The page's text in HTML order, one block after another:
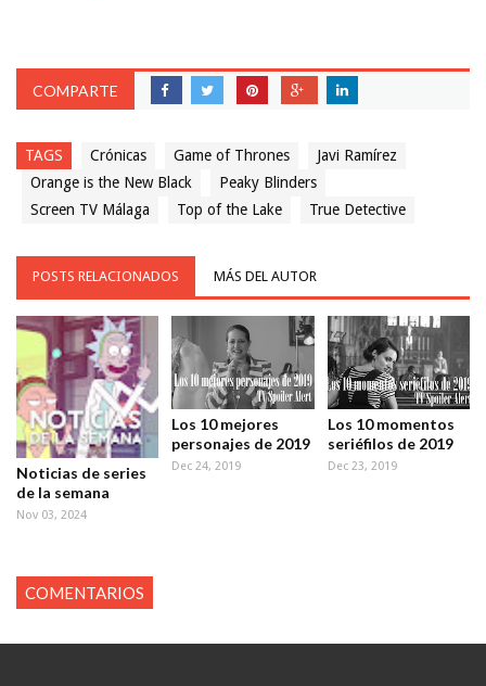
COMPARTE
TAGS Crónicas Game of Thrones
Javi Ramírez
Orange is the New Black
Peaky Blinders
Screen TV Málaga
Top of the Lake True Detective
POSTS RELACIONADOS MÁS DEL AUTOR
Noticias de series
de la semana
Nov 03, 2024
Los 10 mejores
personajes de 2019
Dec 24, 2019
Los 10 momentos
seriéfilos de 2019
Dec 23, 2019
COMENTARIOS